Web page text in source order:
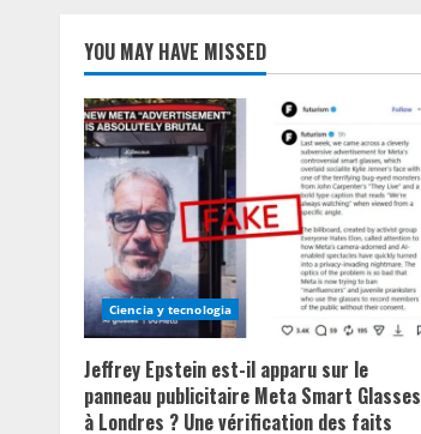
YOU MAY HAVE MISSED
Ciencia y tecnologia
Jeffrey Epstein est-il apparu sur le
panneau publicitaire Meta Smart Glasses
à Londres ? Une vérification des faits